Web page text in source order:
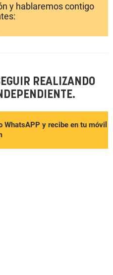
y hablaremos contigo
REALIZANDO
y recibe en tu móvil